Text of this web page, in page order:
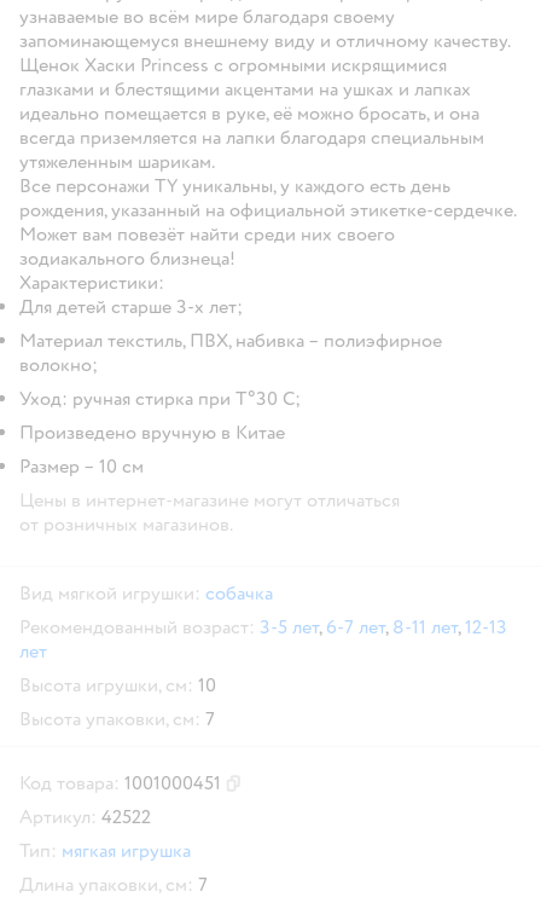
узнаваемые во всём мире благодаря своему
запоминающемуся внешнему виду и отличному качеству.
Щенок Хаски Princess с огромными искрящимися
глазками и блестящими акцентами на ушках и лапках
идеально помещается в руке, её можно бросать, и она
всегда приземляется на лапки благодаря специальным
утяжеленным шарикам.
Все персонажи TY уникальны, у каждого есть день
рождения, указанный на официальной этикетке-сердечке.
Может вам повезёт найти среди них своего
зодиакального близнеца!
Характеристики:
Для детей старше 3-х лет;
Материал текстиль, ПВХ, набивка – полиэфирное
волокно;
Уход: ручная стирка при T°30 С;
Произведено вручную в Китае
Размер – 10 см
Цены в интернет-магазине могут отличаться
от розничных магазинов.
Вид мягкой игрушки: собачка
Рекомендованный возраст: 3-5 лет, 6-7 лет, 8-11 лет,12-13
лет
Высота игрушки, см: 10
Высота упаковки, см: 7
Код товара: 1001000451
Артикул: 42522
Тип: мягкая игрушка
Длина упаковки, см: 7